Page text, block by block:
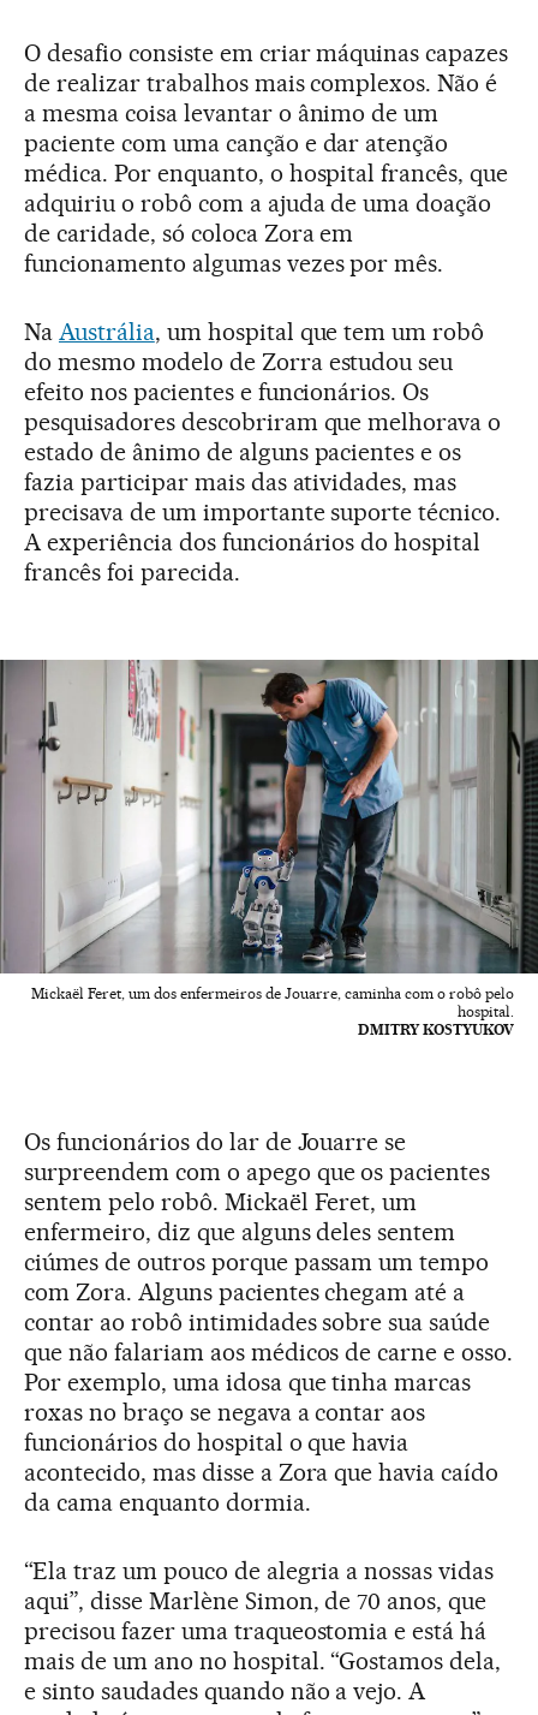
O desafio consiste em criar máquinas capazes
de realizar trabalhos mais complexos. Não é
a mesma coisa levantar o ânimo de um
paciente com uma canção e dar atenção
médica. Por enquanto, o hospital francês, que
adquiriu o robô com a ajuda de uma doação
de caridade, só coloca Zora em
funcionamento algumas vezes por mês.
Na Austrália, um hospital que tem um robô
do mesmo modelo de Zorra estudou seu
efeito nos pacientes e funcionários. Os
pesquisadores descobriram que melhorava o
estado de ânimo de alguns pacientes e os
fazia participar mais das atividades, mas
precisava de um importante suporte técnico.
A experiência dos funcionários do hospital
francês foi parecida.
Mickaël Feret, um dos enfermeiros de Jouarre, caminha com o robô pelo
hospital.
DMITRY KOSTYUKOV
Os funcionários do lar de Jouarre se
surpreendem com o apego que os pacientes
sentem pelo robô. Mickaël Feret, um
enfermeiro, diz que alguns deles sentem
ciúmes de outros porque passam um tempo
com Zora. Alguns pacientes chegam até a
contar ao robô intimidades sobre sua saúde
que não falariam aos médicos de carne e osso.
Por exemplo, uma idosa que tinha marcas
roxas no braço se negava a contar aos
funcionários do hospital o que havia
acontecido, mas disse a Zora que havia caído
da cama enquanto dormia.
“Ela traz um pouco de alegria a nossas vidas
aqui”, disse Marlène Simon, de 70 anos, que
precisou fazer uma traqueostomia e está há
mais de um ano no hospital. “Gostamos dela,
e sinto saudades quando não a vejo. A